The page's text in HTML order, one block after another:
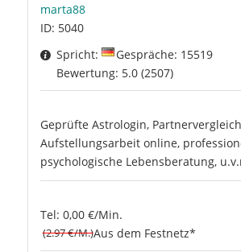
marta88
ID: 5040
Spricht:
Gespräche: 15519
Bewertung: 5.0 (2507)
Geprüfte Astrologin,
Aufstellungsarbeit online,
psychologische Lebensberatung,
Tel: 0,00 €/Min.
(2.97 €/M.)Aus dem Festnetz*